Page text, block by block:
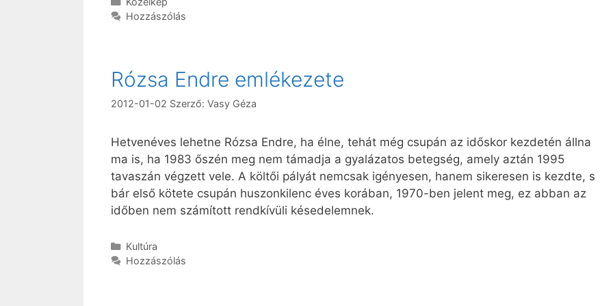
Hozzászólás
Rózsa Endre emlékezete
2012-01-02 Szerző: Vasy Géza
Hetvenéves lehetne Rózsa Endre, ha élne, tehát még csupán az időskor kezdetén állna
ma is, ha 1983 őszén meg nem támadja a gyalázatos betegség, amely aztán 1995
tavaszán végzett vele. A költői pályát nemcsak igényesen, hanem sikeresen is kezdte, s
bár első kötete csupán huszonkilenc éves korában, 1970-ben jelent meg, ez abban az
időben nem számított rendkívüli késedelemnek.
Kategória
Kultúra
Hozzászólás